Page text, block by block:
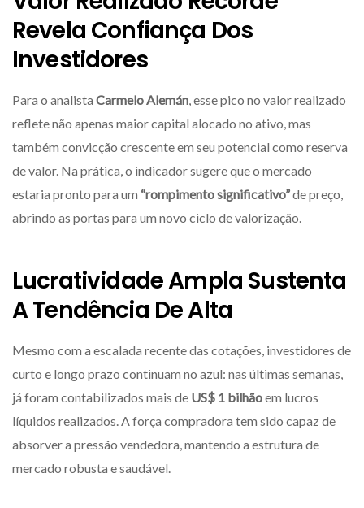
Revela Confiança Dos
Investidores
Para o analista Carmelo Alemán , esse pico no valor realizado
reflete não apenas maior capital alocado no ativo, mas
também convicção crescente em seu potencial como reserva
de valor. Na prática, o indicador sugere que o mercado
estaria pronto para um “rompimento significativo”de preço,
abrindo as portas para um novo ciclo de valorização.
Lucratividade Ampla Sustenta
A Tendência De Alta
Mesmo com a escalada recente das cotações, investidores de
curto e longo prazo continuam no azul: nas últimas semanas,
já foram contabilizados mais de US$ 1 bilhãoem lucros
líquidos realizados. A força compradora tem sido capaz de
absorver a pressão vendedora, mantendo a estrutura de
mercado robusta e saudável.